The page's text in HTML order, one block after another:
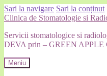
Sari la navigare Sari la conținut
Clinica de Stomatologie si
Servicii stomatologice si
DEVA prin – GREEN APPLE
Meniu